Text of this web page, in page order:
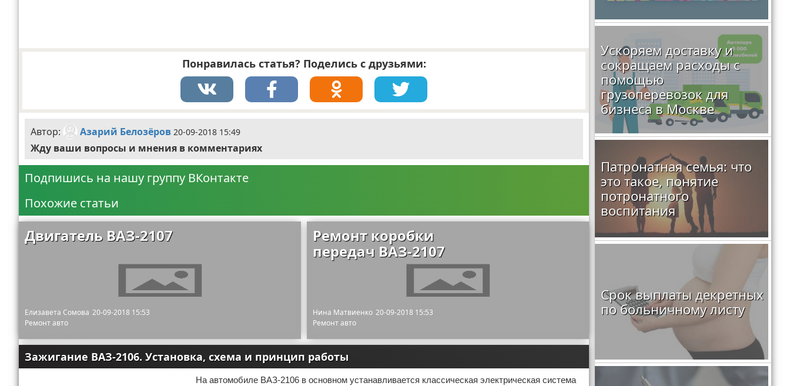
Понравилась статья? Поделись с друзьями:
Автор: Азарий Белозёров 20-09-2018 15:49
Жду ваши вопросы и мнения в комментариях
Подпишись на нашу группу ВКонтакте
Похожие статьи
Двигатель ВАЗ-2107
Елизавета Сомова 20-09-2018 15:53
Ремонт авто
Ремонт коробки
передач ВАЗ-2107
Нина Матвиенко 20-09-2018 15:53
Ремонт авто
Зажигание ВАЗ-2106. Установка, схема и принцип работы
На автомобиле ВАЗ-2106 в основном устанавливается классическая электрическая система
Ускоряем доставку и
сокращаем расходы с
помощью
грузоперевозок для
бизнеса в Москве
Патронатная семья: что
это такое, понятие
потронатного
воспитания
Срок выплаты декретных
по больничному листу